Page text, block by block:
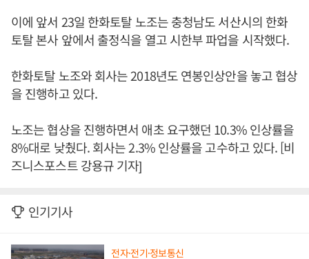
이에 앞서 23일 한화토탈 노조는 충청남도 서산시의 한화
토탈 본사 앞에서 출정식을 열고 시한부 파업을 시작했다.
한화토탈 노조와 회사는 2018년도 연봉인상안을 놓고 협상
을 진행하고 있다.
노조는 협상을 진행하면서 애초 요구했던 10.3% 인상률을
8%대로 낮췄다. 회사는 2.3% 인상률을 고수하고 있다. [비
즈니스포스트 강용규 기자]
인기기사
전자·전기·정보통신